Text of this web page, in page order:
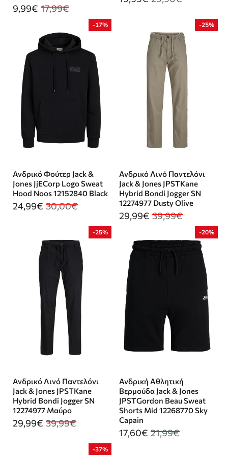
9,99€ 17,99€
-17%
Ανδρικό Φούτερ Jack &
Jones JjECorp Logo Sweat
Hood Noos 12152840 Black
24,99€ 30,00€
-25%
Ανδρικό Λινό Παντελόνι
Jack & Jones JPSTKane
Hybrid Bondi Jogger SN
12274977 Dusty Olive
29,99€ 39,99€
-25%
Ανδρικό Λινό Παντελόνι
Jack & Jones JPSTKane
Hybrid Bondi Jogger SN
12274977 Μαύρο
29,99€ 39,99€
-20%
Ανδρική Αθλητική
Βερμούδα Jack & Jones
JPSTGordon Beau Sweat
Shorts Mid 12268770 Sky
Capain
17,60€ 21,99€
-37%